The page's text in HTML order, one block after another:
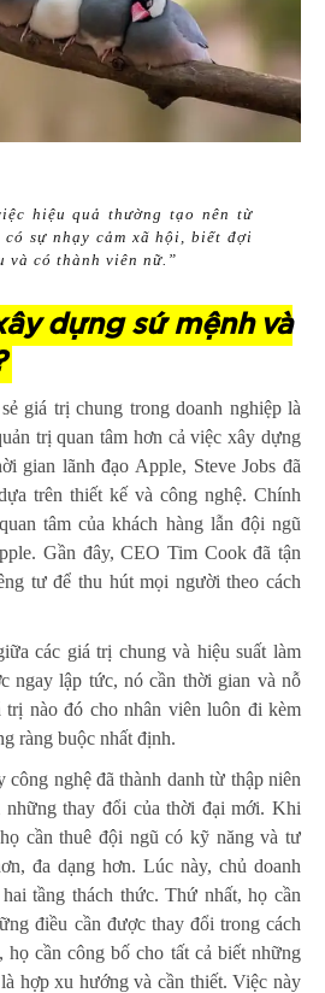
hiệu quả thường tạo nên từ
có sự nhạy cảm xã hội, biết đợi
và có thành viên nữ.”
dựng sứ mệnh và
giá trị chung trong doanh nghiệp là
trị quan tâm hơn cả việc xây dựng
gian lãnh đạo Apple, Steve Jobs đã
trên thiết kế và công nghệ. Chính
tâm của khách hàng lẫn đội ngũ
Gần đây, CEO Tim Cook đã tận
tư để thu hút mọi người theo cách
các giá trị chung và hiệu suất làm
ngay lập tức, nó cần thời gian và nỗ
nào đó cho nhân viên luôn đi kèm
ràng buộc nhất định.
nghệ đã thành danh từ thập niên
thay đổi của thời đại mới. Khi
cần thuê đội ngũ có kỹ năng và tư
đa dạng hơn. Lúc này, chủ doanh
tầng thách thức. Thứ nhất, họ cần
điều cần được thay đổi trong cách
cần công bố cho tất cả biết những
hợp xu hướng và cần thiết. Việc này